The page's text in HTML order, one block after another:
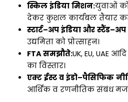
स्किल इंडिया मिशन:युवाओं को
देकर कुशल कार्यबल तैयार
स्टार्ट–अप इंडिया और स्टैंड–अप
उद्यमिता को प्रोत्साहन।
FTAसमझौते:UK, EU, UAE
का विस्तार।
एक्ट ईस्ट व इंडो–पैसिफिक
आर्थिक व रणनीतिक संबंध